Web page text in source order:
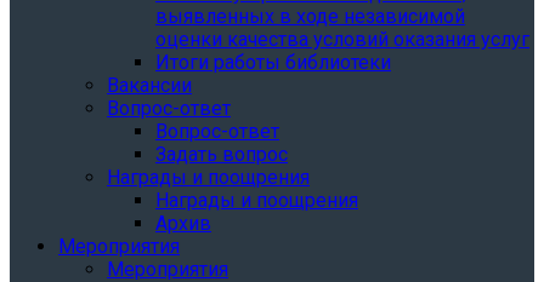
выявленных в ходе независимой
оценки качества условий оказания услуг
Итоги работы библиотеки
Вакансии
Вопрос-ответ
Вопрос-ответ
Задать вопрос
Награды и поощрения
Награды и поощрения
Архив
Мероприятия
Мероприятия